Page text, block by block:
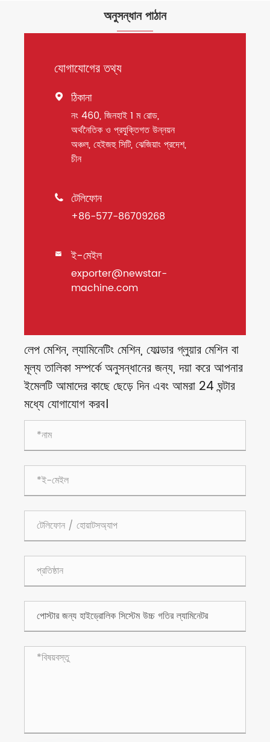
অনুসন্ধান পাঠান
যোগাযোগের তথ্য
 ঠিকানা
নং 460, জিনহাই 1 ম রোড,
অর্থনৈতিক ও প্রযুক্তিগত উন্নয়ন
অঞ্চল, হেইজহু সিটি, ঝেজিয়াং প্রদেশ,
চীন
 টেলিফোন
+86-577-86709268
 ই-মেইল
exporter@newstar-
machine.com
লেপ মেশিন, ল্যামিনেটিং মেশিন, ফোল্ডার গ্লুয়ার মেশিন বা
মূল্য তালিকা সম্পর্কে অনুসন্ধানের জন্য, দয়া করে আপনার
ইমেলটি আমাদের কাছে ছেড়ে দিন এবং আমরা 24 ঘন্টার
মধ্যে যোগাযোগ করব।